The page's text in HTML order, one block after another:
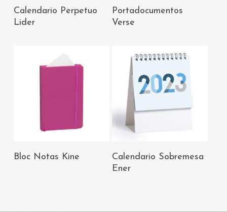
AÑADIR AL
CARRITO
Calendario Perpetuo
Lider
AÑADIR AL
Portadocumentos
Verse
AÑADIR AL
Bloc Notas Kine
AÑADIR AL
Calendario Sobremesa
Ener